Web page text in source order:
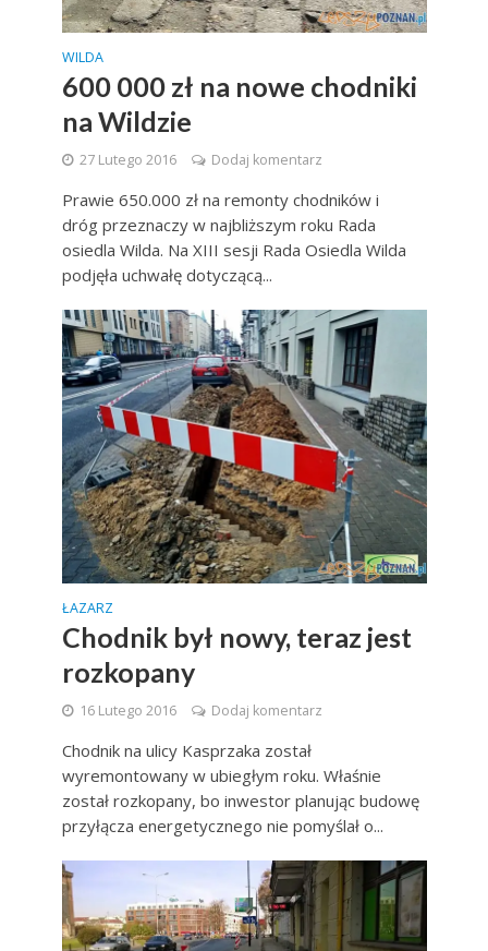
WILDA
600 000 zł na nowe chodniki
na Wildzie
27 Lutego 2016 Dodaj komentarz
Prawie 650.000 zł na remonty chodników i
dróg przeznaczy w najbliższym roku Rada
osiedla Wilda. Na XIII sesji Rada Osiedla Wilda
podjęła uchwałę dotyczącą...
ŁAZARZ
Chodnik był nowy, teraz jest
rozkopany
16 Lutego 2016 Dodaj komentarz
Chodnik na ulicy Kasprzaka został
wyremontowany w ubiegłym roku. Właśnie
został rozkopany, bo inwestor planując budowę
przyłącza energetycznego nie pomyślał o...